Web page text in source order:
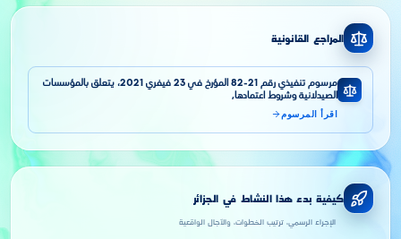
المراجع القانونية
مرسوم تنفيذي رقم 21-82 المؤرخ في 23 فيفري 2021، يتعلق بالمؤسسات
الصيدلانية وشروط اعتمادها,
اقرأ المرسوم
كيفية بدء هذا النشاط في الجزائر
الإجراء الرسمي، ترتيب الخطوات، والآجال الواقعية